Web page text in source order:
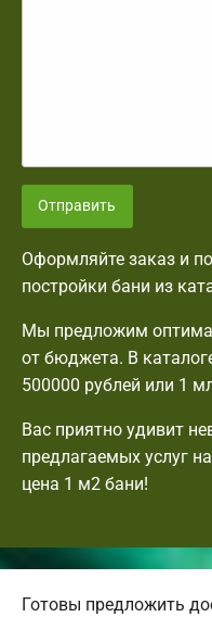
Отправить
Оформляйте заказ и
постройки бани из
Мы предложим
от бюджета. В
500000 рублей или 1
Вас приятно удивит
предлагаемых услуг
цена 1 м2 бани!
Готовы предложить